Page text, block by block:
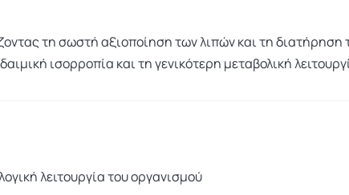
τη σωστή αξιοποίηση των λιπών και τη διατήρηση
ισορροπία και τη γενικότερη μεταβολική
λειτουργία του οργανισμού